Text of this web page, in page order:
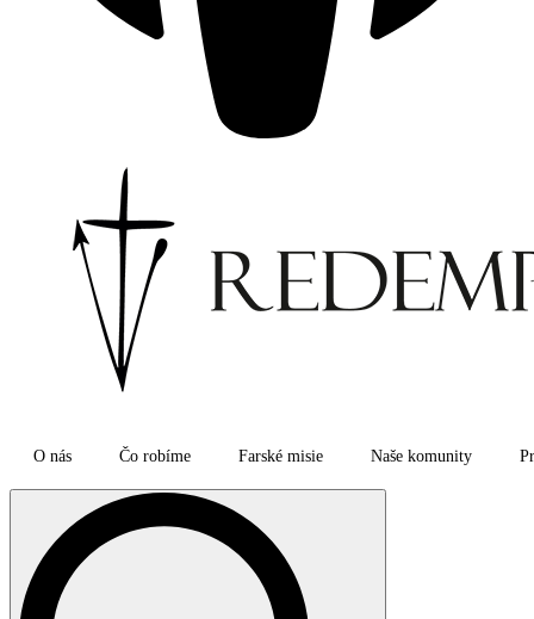
O nás Čo robíme Farské misie Naše komunity